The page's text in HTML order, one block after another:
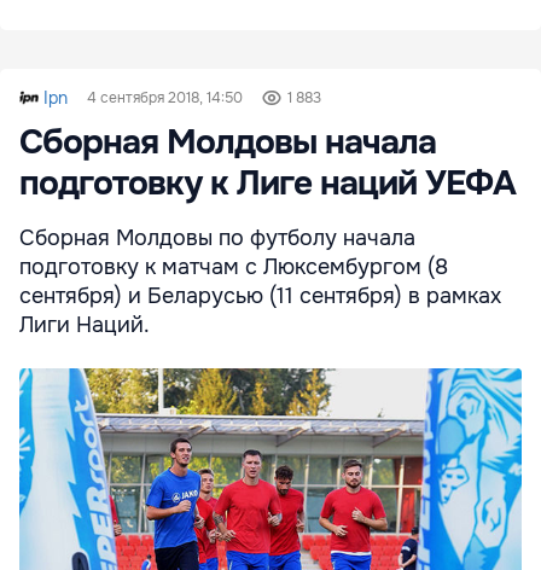
Ipn 4 сентября 2018, 14:50 1 883
Сборная Молдовы начала
подготовку к Лиге наций УЕФА
Сборная Молдовы по футболу начала
подготовку к матчам с Люксембургом (8
сентября) и Беларусью (11 сентября) в рамках
Лиги Наций.